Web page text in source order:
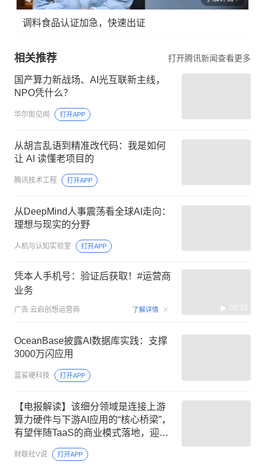
调料食品认证加急，快速出证
相关推荐 打开腾讯新闻查看更多
国产算力新战场、AI光互联新主线，
NPO凭什么？
华尔街见闻 打开APP
从胡言乱语到精准改代码：我是如何
让 AI 读懂老项目的
腾讯技术工程 打开APP
从DeepMind人事震荡看全球AI走向：
理想与现实的分野
人机与认知实验室 打开APP
凭本人手机号：验证后获取！#运营商
业务
广告 云启创想运营商 了解详情 00:15
OceanBase披露AI数据库实践：支撑
3000万闪应用
蓝鲨硬科技 打开APP
【电报解读】该细分领域是连接上游
算力硬件与下游AI应用的“核心桥梁”，
有望伴随TaaS的商业模式落地，迎来
加速增长机遇，当前行业盈利正向循
环已然开启，这家公司2025年相关收
财联社V说 打开APP